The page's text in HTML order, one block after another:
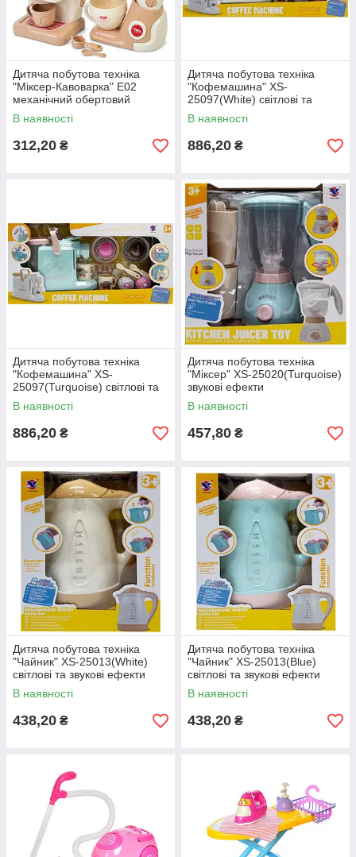
Дитяча побутова техніка
"Міксер-Кавоварка" E02
механічний обертовий
віночок
В наявності
312,20 ₴
Дитяча побутова техніка
"Кофемашина" XS-
25097(White) світлові та
звукові ефекти
В наявності
886,20 ₴
Дитяча побутова техніка
"Кофемашина" XS-
25097(Turquoise) світлові та
звукові ефекти
В наявності
886,20 ₴
Дитяча побутова техніка
"Міксер" XS-25020(Turquoise)
звукові ефекти
В наявності
457,80 ₴
Дитяча побутова техніка
"Чайник" XS-25013(White)
світлові та звукові ефекти
В наявності
438,20 ₴
Дитяча побутова техніка
"Чайник" XS-25013(Blue)
світлові та звукові ефекти
В наявності
438,20 ₴